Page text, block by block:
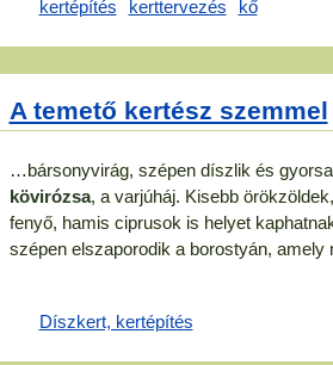
A temető kertész szemmel
…bársonyvirág, szépen díszlik és
kövirózsa, a varjúháj. Kisebb
fenyő, hamis ciprusok is helyet
szépen elszaporodik a borostyán,